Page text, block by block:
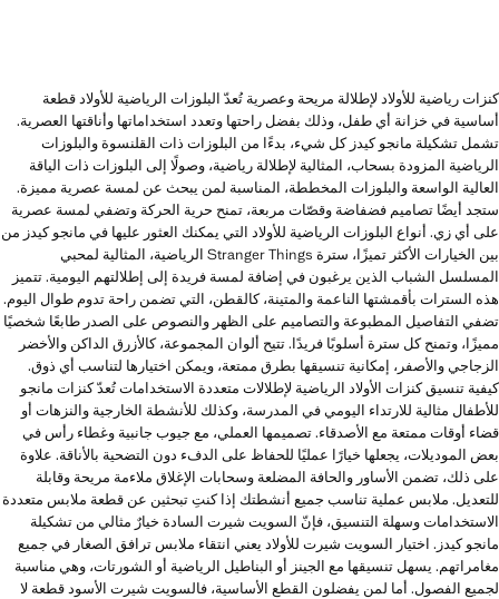
كنزات رياضية للأولاد لإطلالة مريحة وعصرية تُعدّ البلوزات الرياضية للأولاد قطعة
أساسية في خزانة أي طفل، وذلك بفضل راحتها وتعدد استخداماتها وأناقتها العصرية.
تشمل تشكيلة مانجو كيدز كل شيء، بدءًا من البلوزات ذات القلنسوة والبلوزات
الرياضية المزودة بسحاب، المثالية لإطلالة رياضية، وصولًا إلى البلوزات ذات الياقة
العالية الواسعة والبلوزات المخططة، المناسبة لمن يبحث عن لمسة عصرية مميزة.
ستجد أيضًا تصاميم فضفاضة وقصّات مربعة، تمنح حرية الحركة وتضفي لمسة عصرية
على أي زي. أنواع البلوزات الرياضية للأولاد التي يمكنك العثور عليها في مانجو كيدز من
بين الخيارات الأكثر تميزًا، سترة Stranger Things الرياضية، المثالية لمحبي
المسلسل الشباب الذين يرغبون في إضافة لمسة فريدة إلى إطلالتهم اليومية. تتميز
هذه السترات بأقمشتها الناعمة والمتينة، كالقطن، التي تضمن راحة تدوم طوال اليوم.
تضفي التفاصيل المطبوعة والتصاميم على الظهر والنصوص على الصدر طابعًا شخصيًا
مميزًا، وتمنح كل سترة أسلوبًا فريدًا. تتيح ألوان المجموعة، كالأزرق الداكن والأخضر
الزجاجي والأصفر، إمكانية تنسيقها بطرق ممتعة، ويمكن اختيارها لتناسب أي ذوق.
كيفية تنسيق كنزات الأولاد الرياضية لإطلالات متعددة الاستخدامات تُعدّ كنزات مانجو
للأطفال مثالية للارتداء اليومي في المدرسة، وكذلك للأنشطة الخارجية والنزهات أو
قضاء أوقات ممتعة مع الأصدقاء. تصميمها العملي، مع جيوب جانبية وغطاء رأس في
بعض الموديلات، يجعلها خيارًا عمليًا للحفاظ على الدفء دون التضحية بالأناقة. علاوة
على ذلك، تضمن الأساور والحافة المضلعة وسحابات الإغلاق ملاءمة مريحة وقابلة
للتعديل. ملابس عملية تناسب جميع أنشطتك إذا كنتِ تبحثين عن قطعة ملابس متعددة
الاستخدامات وسهلة التنسيق، فإنّ السويت شيرت السادة خيارٌ مثالي من تشكيلة
مانجو كيدز. اختيار السويت شيرت للأولاد يعني انتقاء ملابس ترافق الصغار في جميع
مغامراتهم. يسهل تنسيقها مع الجينز أو البناطيل الرياضية أو الشورتات، وهي مناسبة
لجميع الفصول. أما لمن يفضلون القطع الأساسية، فالسويت شيرت الأسود قطعة لا